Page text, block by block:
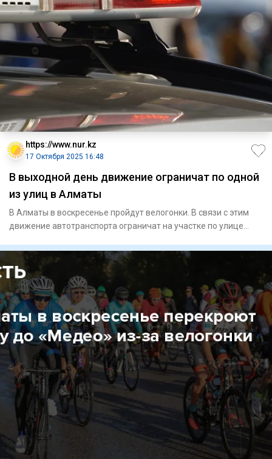
https://www.nur.kz
17 Октября 2025 16:48
В выходной день движение ограничат по одной
из улиц в Алматы
В Алматы в воскресенье пройдут велогонки. В связи с этим
движение автотранспорта ограничат на участке по улице